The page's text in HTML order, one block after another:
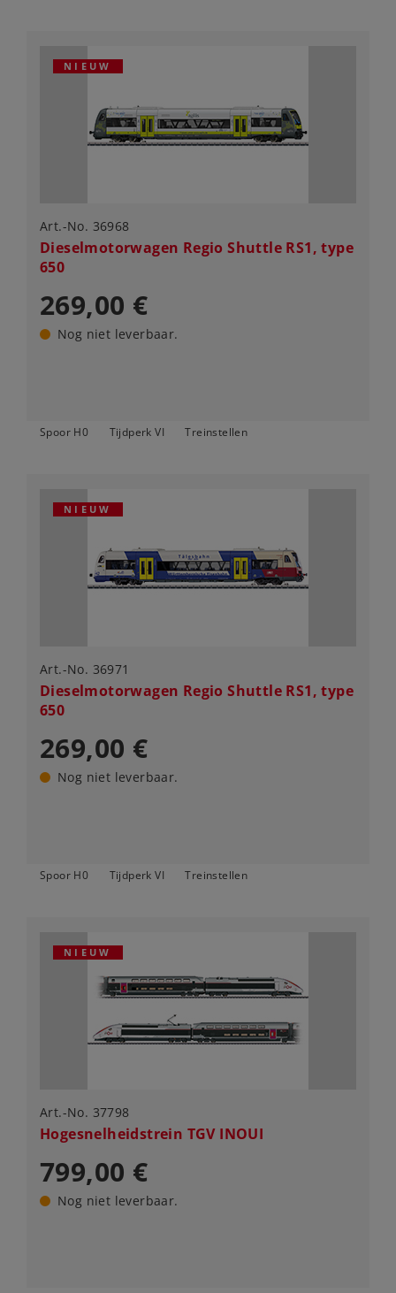
NIEUW
Art.-No. 36968
Dieselmotorwagen Regio Shuttle RS1, type
650
269,00 €
Nog niet leverbaar.
Spoor H0 Tijdperk VI Treinstellen
NIEUW
Art.-No. 36971
Dieselmotorwagen Regio Shuttle RS1, type
650
269,00 €
Nog niet leverbaar.
Spoor H0 Tijdperk VI Treinstellen
NIEUW
Art.-No. 37798
Hogesnelheidstrein TGV INOUI
799,00 €
Nog niet leverbaar.